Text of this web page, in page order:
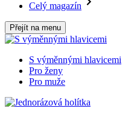
Celý magazín
Přejít na menu
S výměnnými hlavicemi
Pro ženy
Pro muže